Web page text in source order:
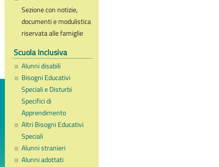
Sezione con notizie,
documenti e modulistica
riservata alle famiglie
Scuola Inclusiva
Alunni disabili
Bisogni Educativi
Speciali e Disturbi
Specifici di
Apprendimento
Altri Bisogni Educativi
Speciali
Alunni stranieri
Alunni adottati